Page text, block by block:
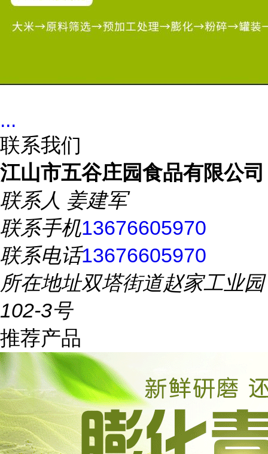
...
联系我们
江山市五谷庄园食品有限公司
联系人 姜建军
联系手机13676605970
联系电话13676605970
所在地址双塔街道赵家工业园
102-3号
推荐产品